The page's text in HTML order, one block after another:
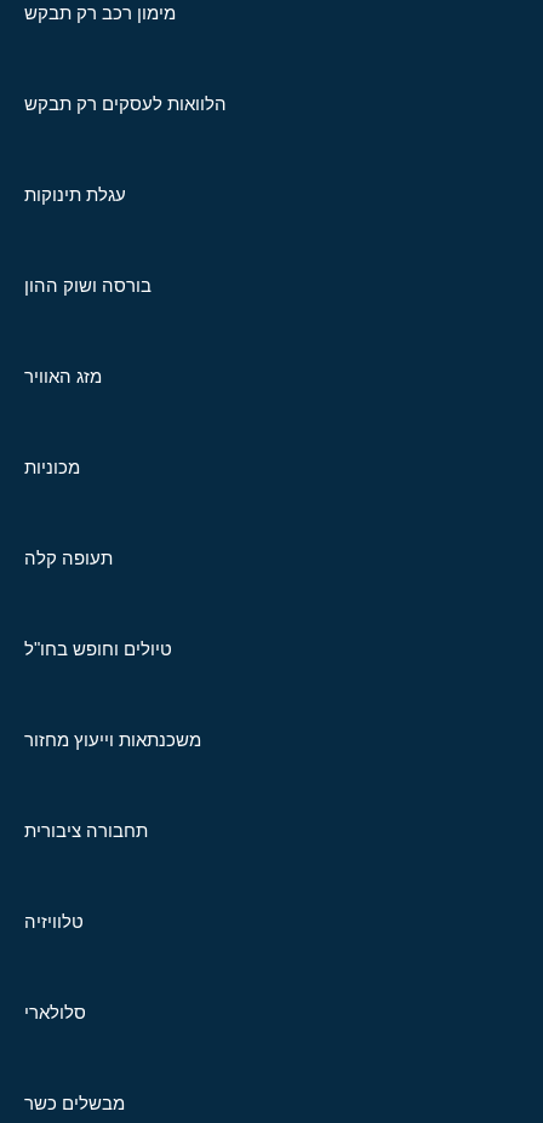
מימון רכב רק תבקש
הלוואות לעסקים רק תבקש
עגלת תינוקות
בורסה ושוק ההון
מזג האוויר
מכוניות
תעופה קלה
טיולים וחופש בחו"ל
משכנתאות וייעוץ מחזור
תחבורה ציבורית
טלוויזיה
סלולארי
מבשלים כשר